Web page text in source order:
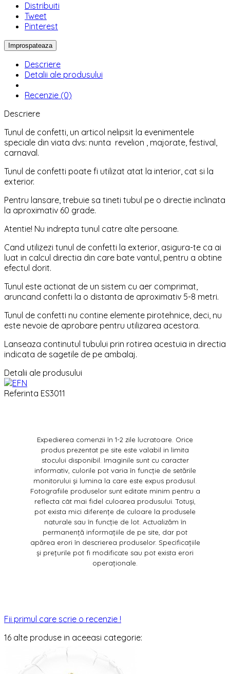
Distribuiti
Tweet
Pinterest
Descriere
Detalii ale produsului
Recenzie (0)
Descriere
Tunul de confetti, un articol nelipsit la evenimentele
speciale din viata dvs: nunta revelion , majorate, festival,
carnaval.
Tunul de confetti poate fi utilizat atat la interior, cat si la
exterior.
Pentru lansare, trebuie sa tineti tubul pe o directie inclinata
la aproximativ 60 grade.
Atentie! Nu indrepta tunul catre alte persoane.
Cand utilizezi tunul de confetti la exterior, asigura-te ca ai
luat in calcul directia din care bate vantul, pentru a obtine
efectul dorit.
Tunul este actionat de un sistem cu aer comprimat,
aruncand confetti la o distanta de aproximativ 5-8 metri.
Tunul de confetti nu contine elemente pirotehnice, deci, nu
este nevoie de aprobare pentru utilizarea acestora.
Lanseaza continutul tubului prin rotirea acestuia in directia
indicata de sagetile de pe ambalaj.
Detalii ale produsului
Referinta ES3011
Expedierea comenzii în 1-2 zile lucratoare. Orice
produs prezentat pe site este valabil in limita
stocului disponibil. Imaginile sunt cu caracter
informativ, culorile pot varia în funcție de setările
monitorului și lumina la care este expus produsul.
Fotografiile produselor sunt editate minim pentru a
reflecta cât mai fidel culoarea produsului. Totuși,
pot exista mici diferențe de culoare la produsele
naturale sau în funcție de lot. Actualizăm în
permanență informațiile de pe site, dar pot
apărea erori în descrierea produselor. Specificațiile
și prețurile pot fi modificate sau pot exista erori
operaționale.
Fii primul care scrie o recenzie !
16 alte produse in aceeasi categorie: